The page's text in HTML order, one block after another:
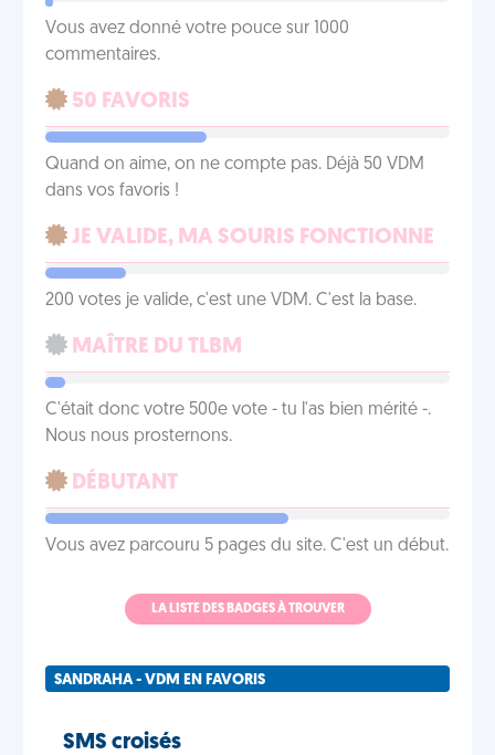
Vous avez donné votre pouce sur 1000
commentaires.
50 FAVORIS
Quand on aime, on ne compte pas. Déjà 50 VDM
dans vos favoris !
JE VALIDE, MA SOURIS FONCTIONNE
200 votes je valide, c'est une VDM. C'est la base.
MAÎTRE DU TLBM
C'était donc votre 500e vote - tu l'as bien mérité -.
Nous nous prosternons.
DÉBUTANT
Vous avez parcouru 5 pages du site. C'est un début.
LA LISTE DES BADGES À TROUVER
SANDRAHA - VDM EN FAVORIS
SMS croisés